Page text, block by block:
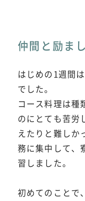
仲間と励ま
はじめの1週間
でした。
コース料理は種
のにとても苦労
えたりと難しか
務に集中して、
習しました。
初めてのことで